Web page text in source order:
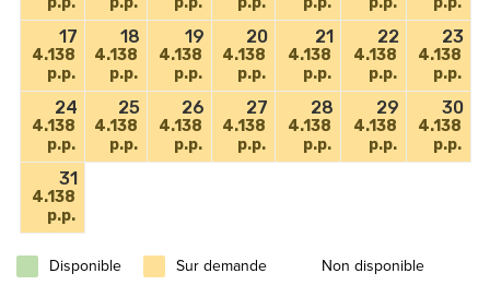
17
4.138
p.p.
18
4.138
p.p.
19
4.138
p.p.
20
4.138
p.p.
21
4.138
p.p.
22
4.138
p.p.
23
4.138
p.p.
24
4.138
p.p.
25
4.138
p.p.
26
4.138
p.p.
27
4.138
p.p.
28
4.138
p.p.
29
4.138
p.p.
30
4.138
p.p.
31
4.138
p.p.
Disponible Sur demande Non disponible